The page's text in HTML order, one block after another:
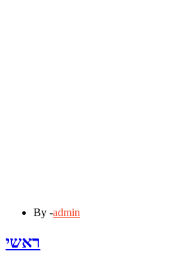
By -admin
ראשי